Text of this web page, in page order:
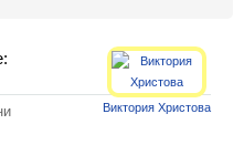
Виктория Христова